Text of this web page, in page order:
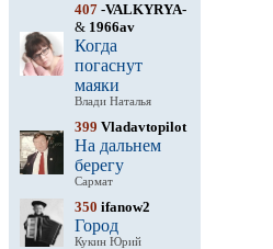
407 -VALKYRYA-
& 1966av
Когда
погаснут
маяки
Влади Наталья
399 Vladavtopilot
На дальнем
берегу
Сармат
350 ifanow2
Город
Кукин Юрий